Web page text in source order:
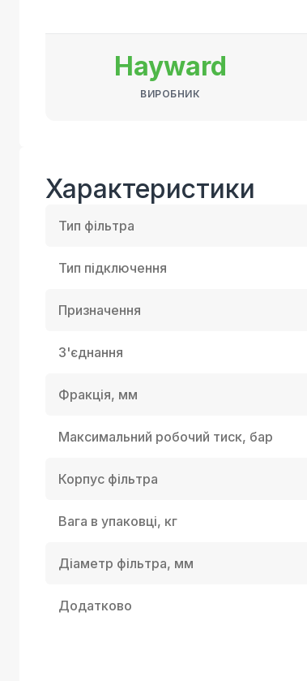
Hayward
ВИРОБНИК
Характеристики
Тип фільтра
Тип підключення
Призначення
З'єднання
Фракція, мм
Максимальний робочий тиск, бар
Корпус фільтра
Вага в упаковці, кг
Діаметр фільтра, мм
Додатково